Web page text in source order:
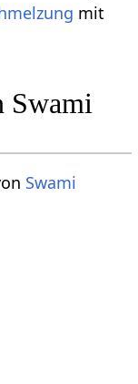
mit
Swami
Swami